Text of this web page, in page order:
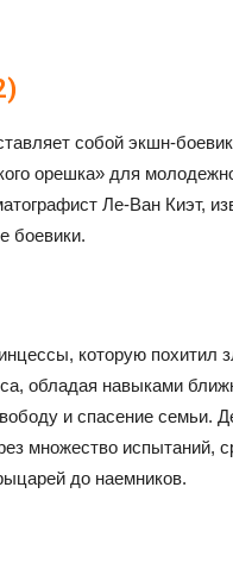
собой экшн-
орешка» для
Ле-Ван Киэт,
боевики.
которую похитил
обладая навыками
и спасение семьи.
множество испытаний,
до наемников.